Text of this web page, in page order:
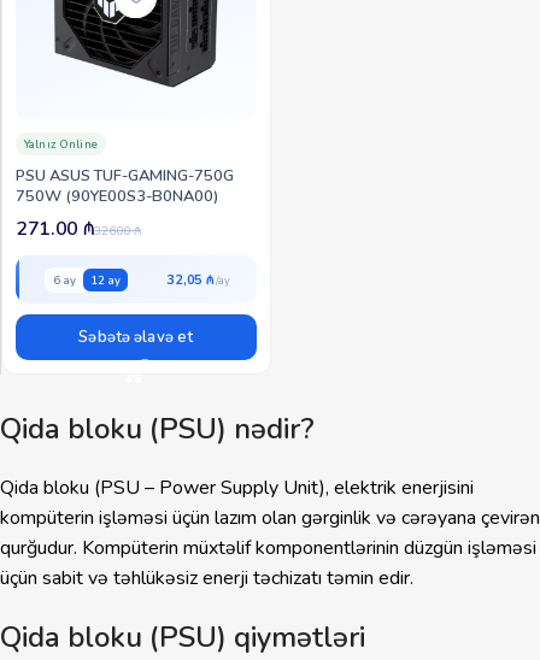
PSU ASUS TUF-GAMING-750G
750W (90YE00S3-B0NA00)
Yalnız Online
326.00₼
271.00 ₼
6 ay 12 ay 32,05 ₼
Səbətə əlavə et
Qida bloku (PSU) nədir?
Qida bloku (PSU – Power Supply Unit), elektrik enerjisini
kompüterin işləməsi üçün lazım olan gərginlik və cərəyana çevirən
qurğudur. Kompüterin müxtəlif komponentlərinin düzgün işləməsi
üçün sabit və təhlükəsiz enerji təchizatı təmin edir.
Qida bloku (PSU) qiymətləri